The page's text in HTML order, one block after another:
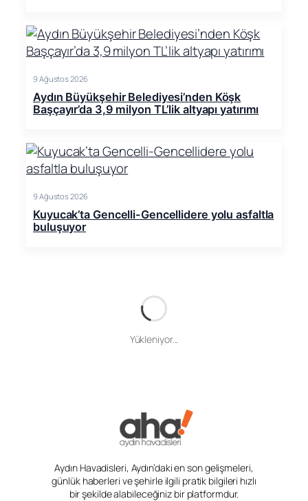
9 Ağustos 2026
Aydın Büyükşehir Belediyesi’nden Köşk
Başçayır’da 3,9 milyon TL’lik altyapı yatırımı
9 Ağustos 2026
Kuyucak’ta Gencelli-Gencellidere yolu asfaltla
buluşuyor
Yükleniyor...
Aydın Havadisleri, Aydın’daki en son gelişmeleri,
günlük haberleri ve şehirle ilgili pratik bilgileri hızlı
bir şekilde alabileceğiniz bir platformdur.